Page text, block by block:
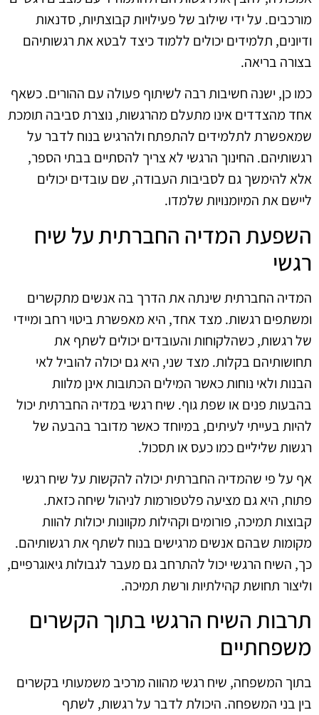
מורכבים. על ידי שילוב של פעילויות קבוצתיות, סדנאות
ודיונים, תלמידים יכולים ללמוד כיצד לבטא את רגשותיהם
בצורה בריאה.
כמו כן, ישנה חשיבות רבה לשיתוף פעולה עם ההורים. כשאף
אחד מהצדדים אינו מתעלם מהרגשות, נוצרת סביבה תומכת
שמאפשרת לתלמידים להתפתח ולהרגיש בנוח לדבר על
רגשותיהם. החינוך הרגשי לא צריך להסתיים בבתי הספר,
אלא להימשך גם לסביבות העבודה, שם עובדים יכולים
ליישם את המיומנויות שלמדו.
השפעת המדיה החברתית על שיח
רגשי
המדיה החברתית שינתה את הדרך בה אנשים מתקשרים
ומשתפים רגשות. מצד אחד, היא מאפשרת ביטוי רחב ומיידי
של רגשות, כשהלקוחות והעובדים יכולים לשתף את
תחושותיהם בקלות. מצד שני, היא גם יכולה להוביל לאי
הבנות ולאי נוחות כאשר המילים הכתובות אינן מלוות
בהבעות פנים או שפת גוף. שיח רגשי במדיה החברתית יכול
להיות בעייתי לעיתים, במיוחד כאשר מדובר בהבעה של
רגשות שליליים כמו כעס או תסכול.
אף על פי שהמדיה החברתית יכולה להקשות על שיח רגשי
פתוח, היא גם מציעה פלטפורמות לניהול שיחה כזאת.
קבוצות תמיכה, פורומים וקהילות מקוונות יכולות להוות
מקומות שבהם אנשים מרגישים בנוח לשתף את רגשותיהם.
כך, השיח הרגשי יכול להתרחב גם מעבר לגבולות גיאוגרפיים,
וליצור תחושת קהילתיות ורשת תמיכה.
תרבות השיח הרגשי בתוך הקשרים
משפחתיים
בתוך המשפחה, שיח רגשי מהווה מרכיב משמעותי בקשרים
בין בני המשפחה. היכולת לדבר על רגשות, לשתף